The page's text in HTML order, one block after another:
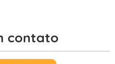
contato